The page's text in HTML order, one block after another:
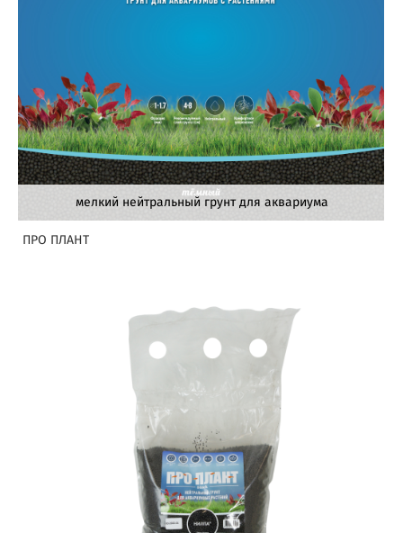
мелкий нейтральный грунт для аквариума
ПРО ПЛАНТ